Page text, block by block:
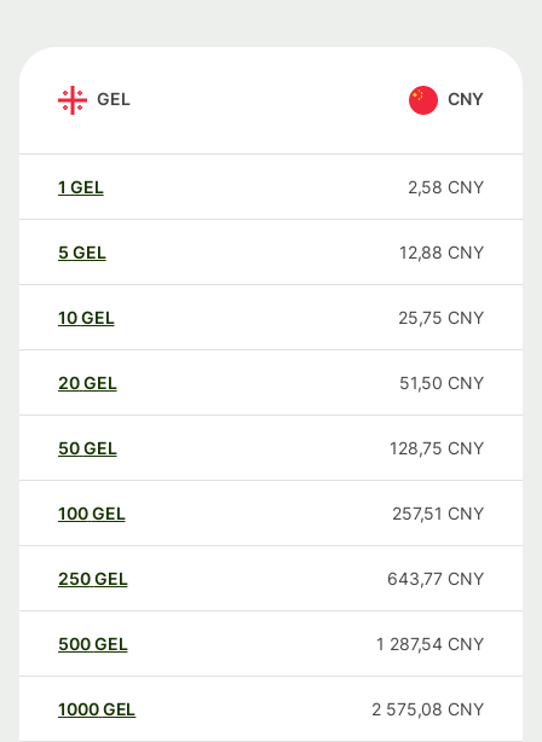
GEL CNY
1 GEL 2,58 CNY
5 GEL 12,88 CNY
10GEL 25,75 CNY
20GEL 51,50 CNY
50GEL 128,75 CNY
100GEL 257,51 CNY
250GEL 643,77 CNY
500GEL 1 287,54 CNY
1000GEL 2 575,08 CNY